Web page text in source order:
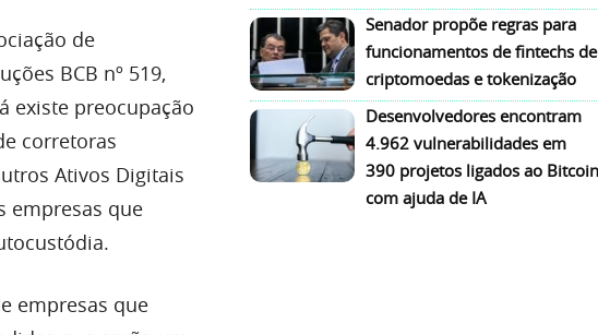
de
BCB nº 519,
existe preocupação
corretoras
Ativos Digitais
empresas que
empresas que
Senador propõe regras para
funcionamentos de fintechs de
criptomoedas e tokenização
Desenvolvedores encontram
4.962 vulnerabilidades em
390 projetos ligados ao Bitcoin
com ajuda de IA